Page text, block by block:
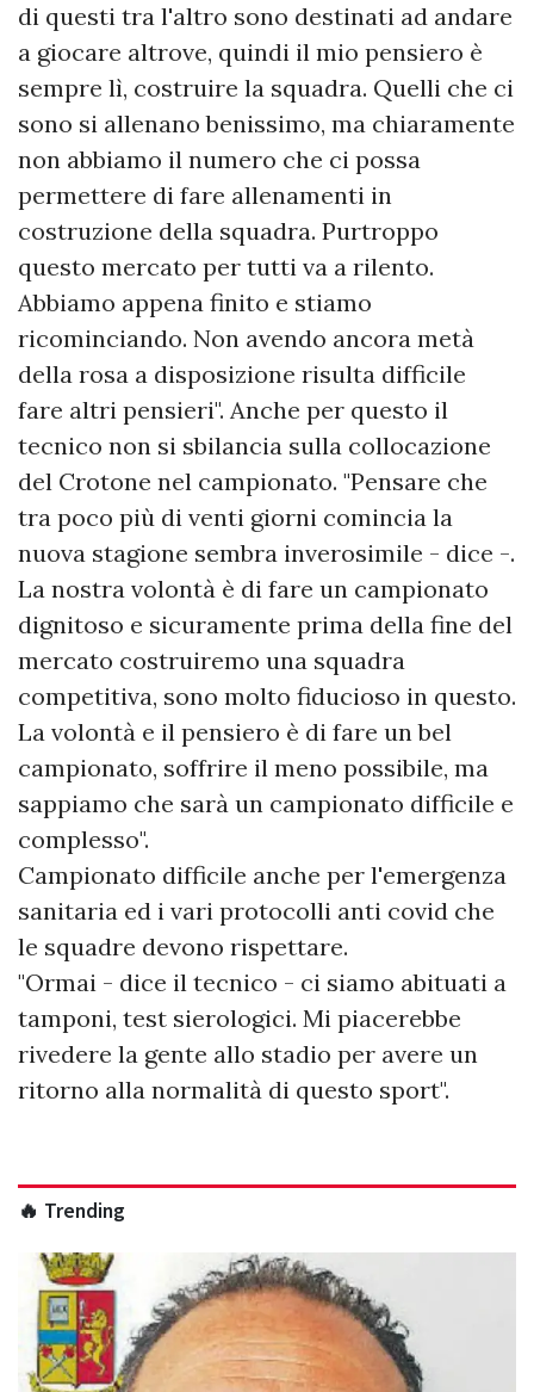
di questi tra l'altro sono destinati ad andare
a giocare altrove, quindi il mio pensiero è
sempre lì, costruire la squadra. Quelli che ci
sono si allenano benissimo, ma chiaramente
non abbiamo il numero che ci possa
permettere di fare allenamenti in
costruzione della squadra. Purtroppo
questo mercato per tutti va a rilento.
Abbiamo appena finito e stiamo
ricominciando. Non avendo ancora metà
della rosa a disposizione risulta difficile
fare altri pensieri". Anche per questo il
tecnico non si sbilancia sulla collocazione
del Crotone nel campionato. "Pensare che
tra poco più di venti giorni comincia la
nuova stagione sembra inverosimile - dice -.
La nostra volontà è di fare un campionato
dignitoso e sicuramente prima della fine del
mercato costruiremo una squadra
competitiva, sono molto fiducioso in questo.
La volontà e il pensiero è di fare un bel
campionato, soffrire il meno possibile, ma
sappiamo che sarà un campionato difficile e
complesso".
Campionato difficile anche per l'emergenza
sanitaria ed i vari protocolli anti covid che
le squadre devono rispettare.
"Ormai - dice il tecnico - ci siamo abituati a
tamponi, test sierologici. Mi piacerebbe
rivedere la gente allo stadio per avere un
ritorno alla normalità di questo sport".
🔥 Trending